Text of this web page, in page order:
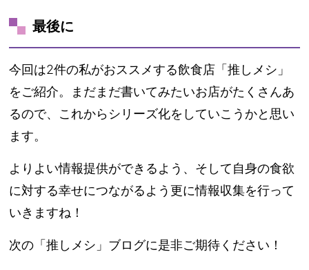
最後に
今回は2件の私がおススメする飲食店「推しメシ」
をご紹介。まだまだ書いてみたいお店がたくさんあ
るので、これからシリーズ化をしていこうかと思い
ます。
よりよい情報提供ができるよう、そして自身の食欲
に対する幸せにつながるよう更に情報収集を行って
いきますね！
次の「推しメシ」ブログに是非ご期待ください！